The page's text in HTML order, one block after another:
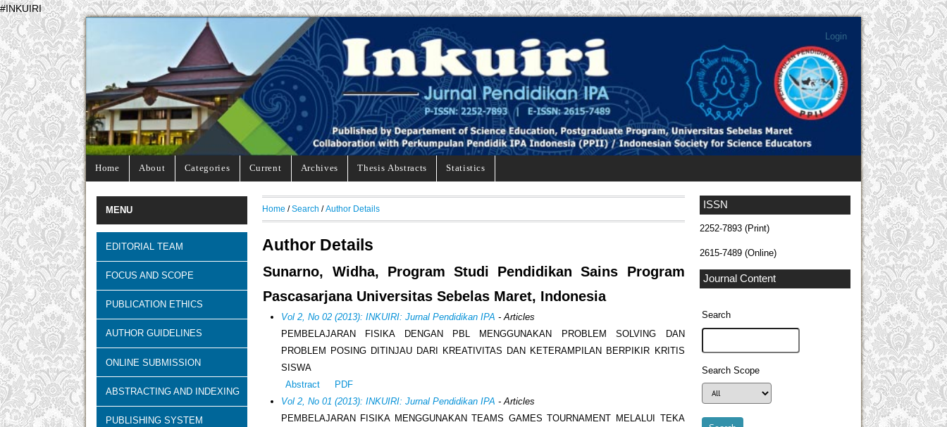
#INKUIRI
Login
Home About Categories Current Archives Thesis Abstracts Statistics
ISSN
2252-7893 (Print)
2615-7489 (Online)
Journal Content
Search
Search Scope
MENU
EDITORIAL TEAM
FOCUS AND SCOPE
PUBLICATION ETHICS
AUTHOR GUIDELINES
ONLINE SUBMISSION
ABSTRACTING AND INDEXING
PUBLISHING SYSTEM
Home /Search /Author Details
Author Details
Sunarno, Widha, Program Studi Pendidikan Sains Program
Pascasarjana Universitas Sebelas Maret, Indonesia
Vol 2, No 02 (2013): INKUIRI: Jurnal Pendidikan IPA - Articles
PEMBELAJARAN FISIKA DENGAN PBL MENGGUNAKAN PROBLEM SOLVING DAN
PROBLEM POSING DITINJAU DARI KREATIVITAS DAN KETERAMPILAN BERPIKIR KRITIS
SISWA
Abstract
PDF
Vol 2, No 01 (2013): INKUIRI: Jurnal Pendidikan IPA - Articles
PEMBELAJARAN FISIKA MENGGUNAKAN TEAMS GAMES TOURNAMENT MELALUI TEKA